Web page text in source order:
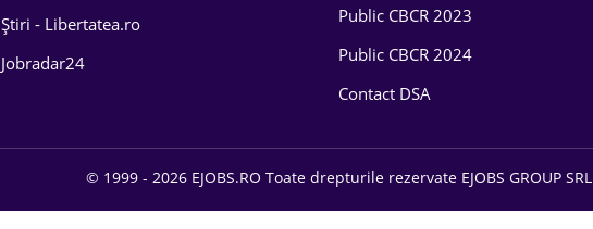
Știri - Libertatea.ro
Jobradar24
Public CBCR 2023
Public CBCR 2024
Contact DSA
© 1999 - 2026 EJOBS.RO Toate drepturile rezervate EJOBS GROUP SRL